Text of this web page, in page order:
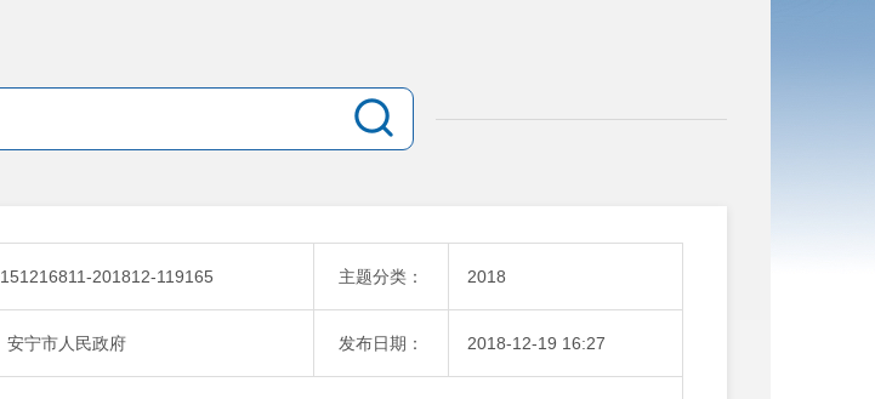
201812-119165 主题分类： 2018
安宁市人民政府 发布日期： 2018-12-19 16:27